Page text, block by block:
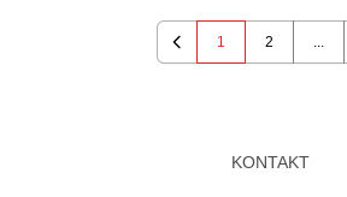
Previous
1 2
KONTAKT